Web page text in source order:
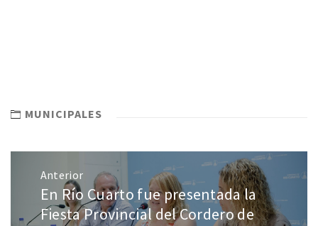
MUNICIPALES
Anterior
En Río Cuarto fue presentada la
Fiesta Provincial del Cordero de